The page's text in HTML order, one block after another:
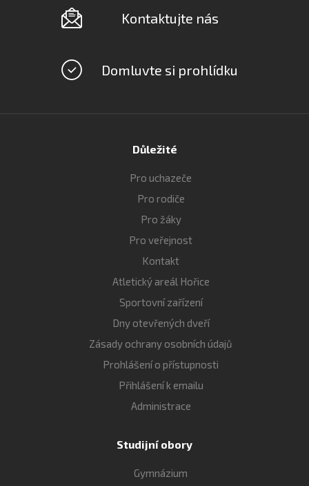
Kontaktujte nás
Domluvte si prohlídku
Důležité
Pro uchazeče
Pro rodiče
Pro žáky
Pro veřejnost
Kontakt
Atletický areál Hořice
Sportovní zařízení
Dny otevřených dveří
Zásady ochrany osobních údajů
Prohlášení o přístupnosti
Přihlášení k emailu
Administrace
Studijní obory
Gymnázium